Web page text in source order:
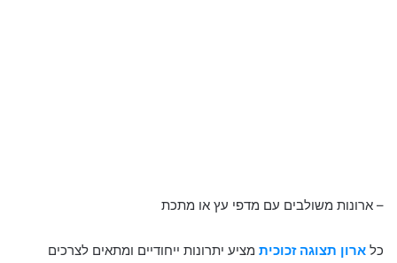
– ארונות משולבים עם מדפי עץ או מתכת
כל ארון תצוגה זכוכית מציע יתרונות ייחודיים ומתאים לצרכים